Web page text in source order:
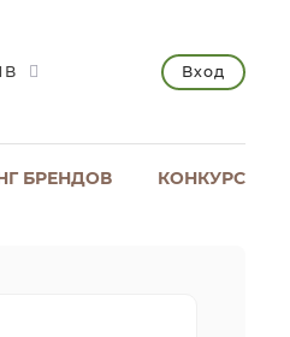
Вход
БРЕНДОВ КОНКУРС